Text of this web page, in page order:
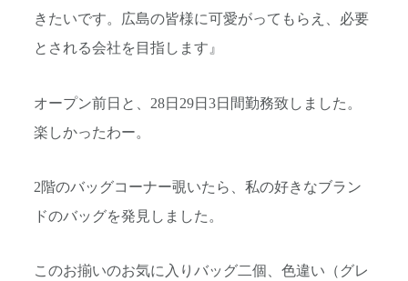
きたいです。広島の皆様に可愛がってもらえ、必要
とされる会社を目指します』
オープン前日と、28日29日3日間勤務致しました。
楽しかったわー。
2階のバッグコーナー覗いたら、私の好きなブラン
ドのバッグを発見しました。
このお揃いのお気に入りバッグ二個、色違い（グレ